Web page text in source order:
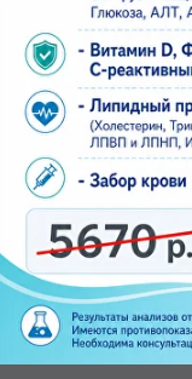
Узи печени и
1000 р.
Узи
1100 р.